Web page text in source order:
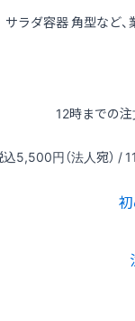
サラダ容器 角型など
12時までの注
込5,500円（法人宛） /